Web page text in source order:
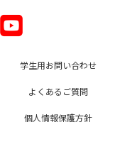
学生用お問い合わせ
よくあるご質問
個人情報保護方針